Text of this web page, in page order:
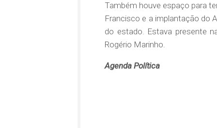
Também houve espaço para
Francisco e a implantação do
do estado. Estava presente
Rogério Marinho.
Agenda Política